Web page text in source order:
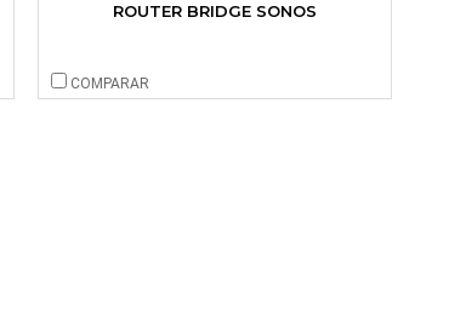
ROUTER BRIDGE SONOS
COMPARAR